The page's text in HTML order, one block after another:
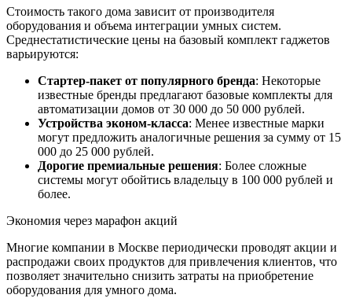
Стоимость такого дома зависит от производителя
оборудования и объема интеграции умных систем.
Среднестатистические цены на базовый комплект гаджетов
варьируются:
Стартер-пакет от популярного бренда: Некоторые
известные бренды предлагают базовые комплекты для
автоматизации домов от 30 000 до 50 000 рублей.
Устройства эконом-класса: Менее известные марки
могут предложить аналогичные решения за сумму от 15
000 до 25 000 рублей.
Дорогие премиальные решения: Более сложные
системы могут обойтись владельцу в 100 000 рублей и
более.
Экономия через марафон акций
Многие компании в Москве периодически проводят акции и
распродажи своих продуктов для привлечения клиентов, что
позволяет значительно снизить затраты на приобретение
оборудования для умного дома.